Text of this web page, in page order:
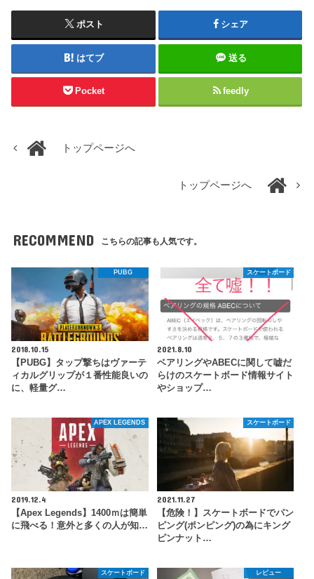
ポスト シェア
はてブ 送る
Pocket feedly
トップページへ
トップページへ
RECOMMEND こちらの記事も人気です。
PUBG
2018.10.15
【PUBG】タップ撃ちはヴァーテ
ィカルグリップが１番性能良いの
に、軽量グ…
スケートボード
2021.8.10
ベアリングやABECに関して嘘だ
らけのスケートボード情報サイト
やショップ…
APEX LEGENDS
2019.12.4
【Apex Legends】1400ｍは簡単
に飛べる！意外と多くの人が知…
スケートボード
2021.11.27
【危険！】スケートボードでパン
ピング(ポンピング)の為にキング
ピンナット…
スケートボード レビュー